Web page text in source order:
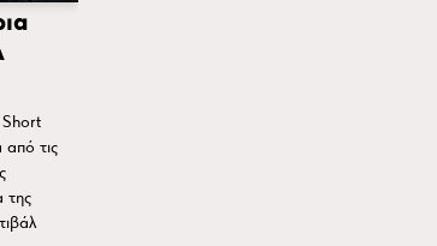
Short
από τις
της